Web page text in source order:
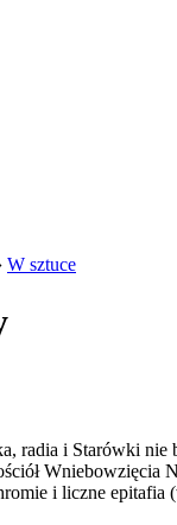
W sztuce
radia i Starówki
i liczne epitafia